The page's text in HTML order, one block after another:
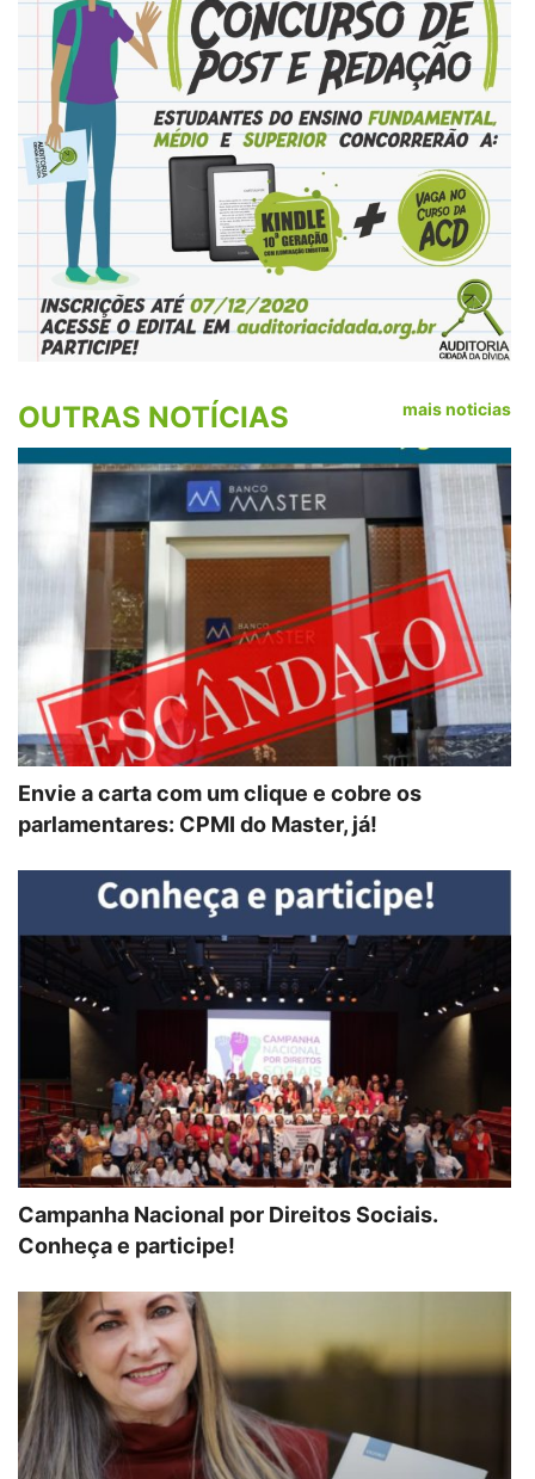
OUTRAS NOTÍCIAS mais noticias
Envie a carta com um clique e cobre os
parlamentares: CPMI do Master, já!
Campanha Nacional por Direitos Sociais.
Conheça e participe!